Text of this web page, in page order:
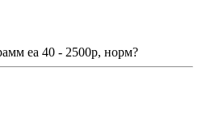
еа 40 - 2500р, норм?